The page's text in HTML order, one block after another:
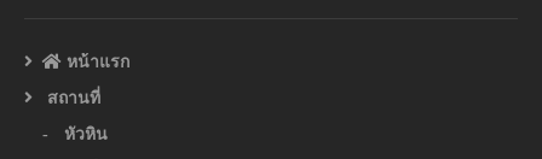
หน้าแรก
สถานที่
หัวหิน